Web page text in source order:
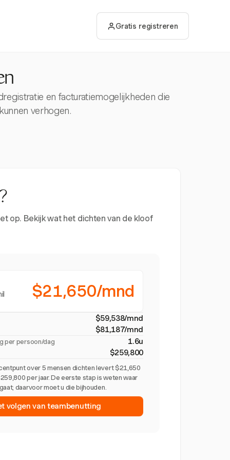
Gratis registreren
en facturatiemogelijkheden die
verhogen.
op. Bekijk wat het dichten van de kloof
$21,650/mnd
$59,538/mnd
$81,187/mnd
per persoon/dag 1.6u
$259,800
over 5 mensen dichten levert $21,650
per jaar. De eerste stap is weten waar
daarvoor moet u die bijhouden.
volgen van teambenutting